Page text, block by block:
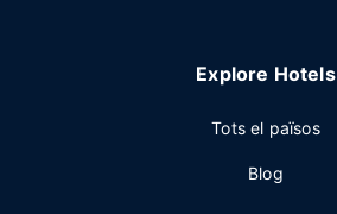
Explore Hotels
Tots el països
Blog